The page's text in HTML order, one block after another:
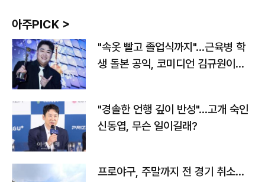
아주PICK >
"속옷 빨고 졸업식까지"…근육병 학
생 돌본 공익, 코미디언 김규원이었
"경솔한 언행 깊이 반성"…고개 숙인
신동엽, 무슨 일이길래?
프로야구, 주말까지 전 경기 취소…